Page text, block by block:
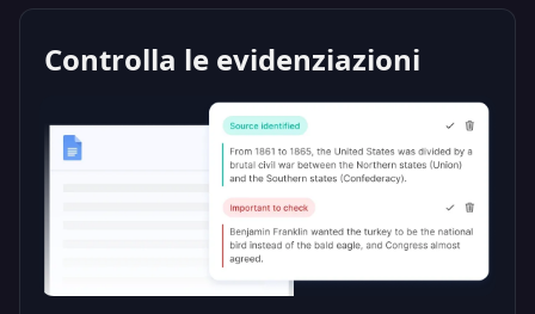
Controlla le evidenziazioni